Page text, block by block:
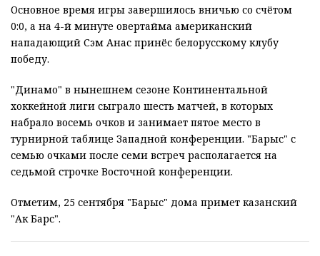
Основное время игры завершилось вничью со счётом
0:0, а на 4-й минуте овертайма американский
нападающий Сэм Анас принёс белорусскому клубу
победу.
"Динамо" в нынешнем сезоне Континентальной
хоккейной лиги сыграло шесть матчей, в которых
набрало восемь очков и занимает пятое место в
турнирной таблице Западной конференции. "Барыс" с
семью очками после семи встреч располагается на
седьмой строчке Восточной конференции.
Отметим, 25 сентября "Барыс" дома примет казанский
"Ак Барс".